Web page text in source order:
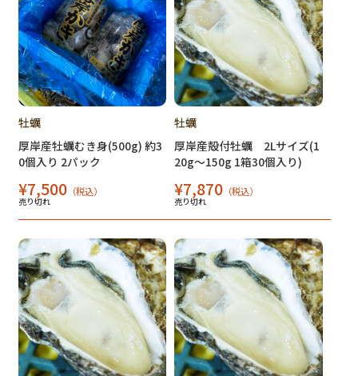
牡蠣
厚岸産牡蠣むき身(500g) 約3
0個入り 2パック
¥7,500（税込）
売り切れ
牡蠣
厚岸産殻付牡蠣 2Lサイズ(1
20g～150g 1箱30個入り)
¥7,870 （税込）
売り切れ